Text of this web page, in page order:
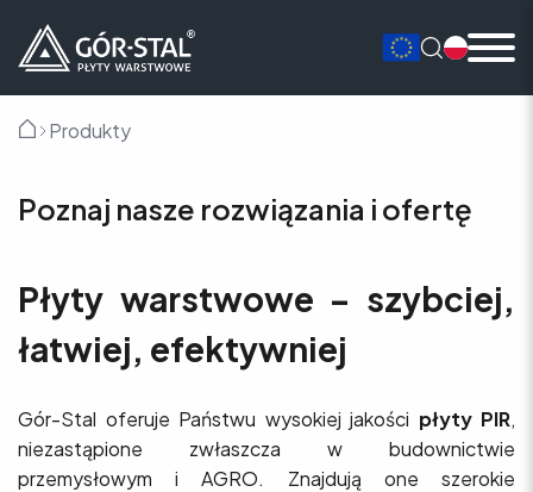
Główna
Produkty
Poznaj nasze rozwiązania i ofertę
Płyty warstwowe – szybciej,
łatwiej, efektywniej
Gór-Stal oferuje Państwu wysokiej jakości płyty PIR,
niezastąpione zwłaszcza w budownictwie
przemysłowym i AGRO. Znajdują one szerokie